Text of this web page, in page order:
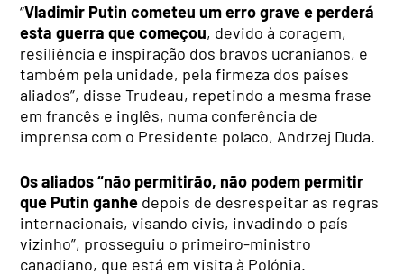
“Vladimir Putin cometeu um erro grave e perderá
esta guerra que começou, devido à coragem,
resiliência e inspiração dos bravos ucranianos, e
também pela unidade, pela firmeza dos países
aliados”, disse Trudeau, repetindo a mesma frase
em francês e inglês, numa conferência de
imprensa com o Presidente polaco, Andrzej Duda.
Os aliados “não permitirão, não podem permitir
que Putin ganhe depois de desrespeitar as regras
internacionais, visando civis, invadindo o país
vizinho”, prosseguiu o primeiro-ministro
canadiano, que está em visita à Polónia.